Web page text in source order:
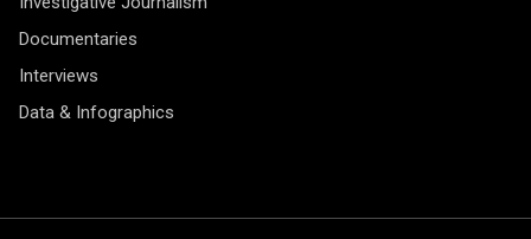
Documentaries
Interviews
Data & Infographics